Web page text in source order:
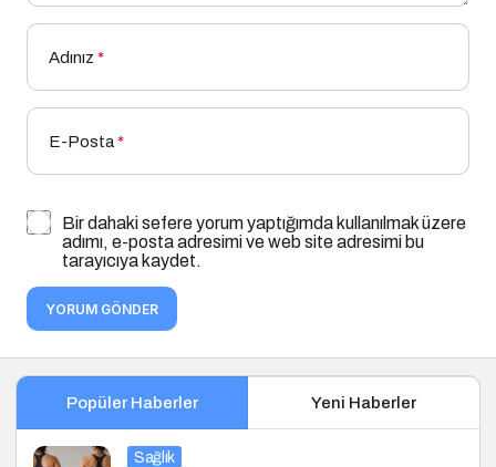
Adınız *
E-Posta*
Bir dahaki sefere yorum yaptığımda kullanılmak üzere
adımı, e-posta adresimi ve web site adresimi bu
tarayıcıya kaydet.
YORUM GÖNDER
Popüler Haberler Yeni Haberler
Sağlık